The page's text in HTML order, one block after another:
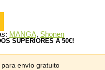
€.
MANGA, Shonen
SUPERIORES A 50€!
envío gratuito